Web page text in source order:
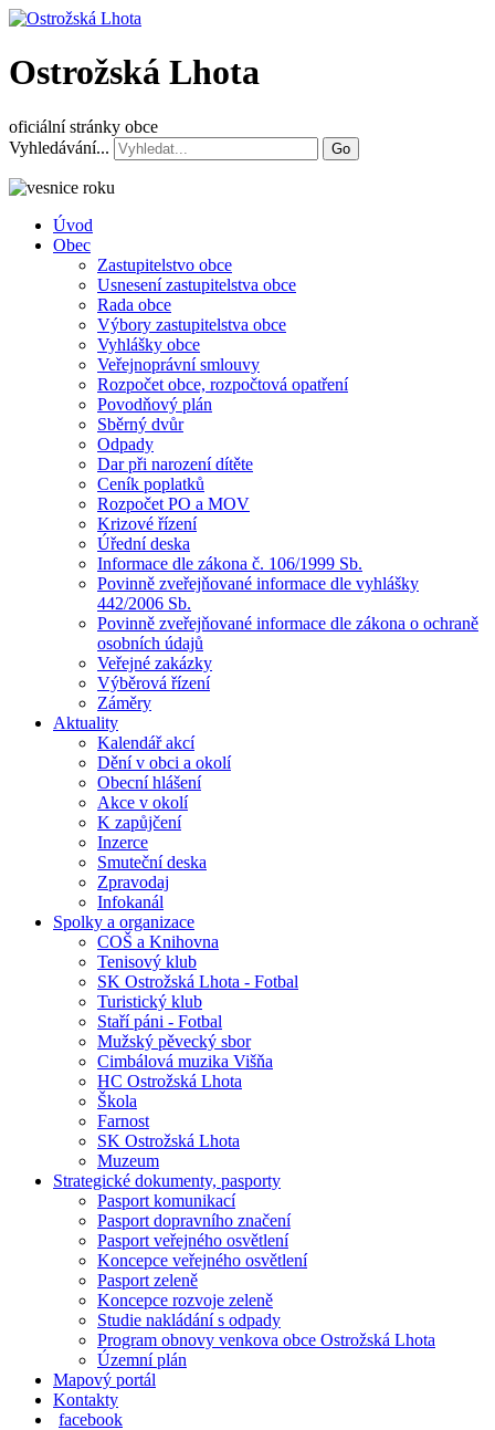
Ostrožská Lhota
oficiální stránky obce
Vyhledávání...
Go
Úvod
Obec
Zastupitelstvo obce
Usnesení zastupitelstva obce
Rada obce
Výbory zastupitelstva obce
Vyhlášky obce
Veřejnoprávní smlouvy
Rozpočet obce, rozpočtová opatření
Povodňový plán
Sběrný dvůr
Odpady
Dar při narození dítěte
Ceník poplatků
Rozpočet PO a MOV
Krizové řízení
Úřední deska
Informace dle zákona č. 106/1999 Sb.
Povinně zveřejňované informace dle vyhlášky
442/2006 Sb.
Povinně zveřejňované informace dle zákona o ochraně
osobních údajů
Veřejné zakázky
Výběrová řízení
Záměry
Aktuality
Kalendář akcí
Dění v obci a okolí
Obecní hlášení
Akce v okolí
K zapůjčení
Inzerce
Smuteční deska
Zpravodaj
Infokanál
Spolky a organizace
COŠ a Knihovna
Tenisový klub
SK Ostrožská Lhota - Fotbal
Turistický klub
Staří páni - Fotbal
Mužský pěvecký sbor
Cimbálová muzika Višňa
HC Ostrožská Lhota
Škola
Farnost
SK Ostrožská Lhota
Muzeum
Strategické dokumenty, pasporty
Pasport komunikací
Pasport dopravního značení
Pasport veřejného osvětlení
Koncepce veřejného osvětlení
Pasport zeleně
Koncepce rozvoje zeleně
Studie nakládání s odpady
Program obnovy venkova obce Ostrožská Lhota
Územní plán
Mapový portál
Kontakty
facebook